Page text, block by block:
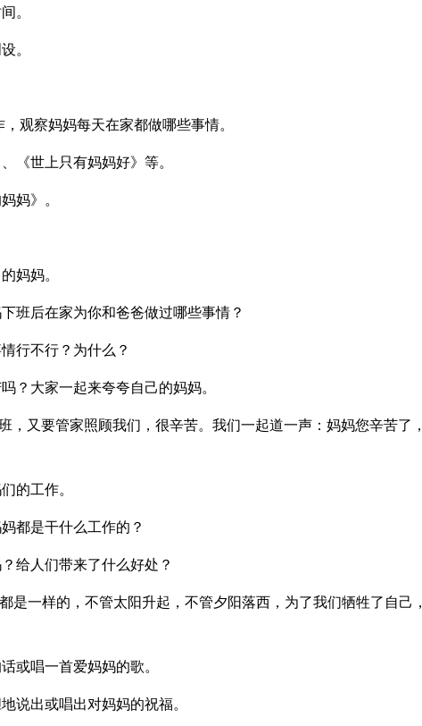
。
。
观察妈妈每天在家都做哪些事情。
《世上只有妈妈好》等。
妈》。
妈妈。
班后在家为你和爸爸做过哪些事情？
行不行？为什么？
？大家一起来夸夸自己的妈妈。
，又要管家照顾我们，很辛苦。我们一起道一声：妈妈您辛苦了，
的工作。
都是干什么工作的？
给人们带来了什么好处？
是一样的，不管太阳升起，不管夕阳落西，为了我们牺牲了自己，
或唱一首爱妈妈的歌。
说出或唱出对妈妈的祝福。